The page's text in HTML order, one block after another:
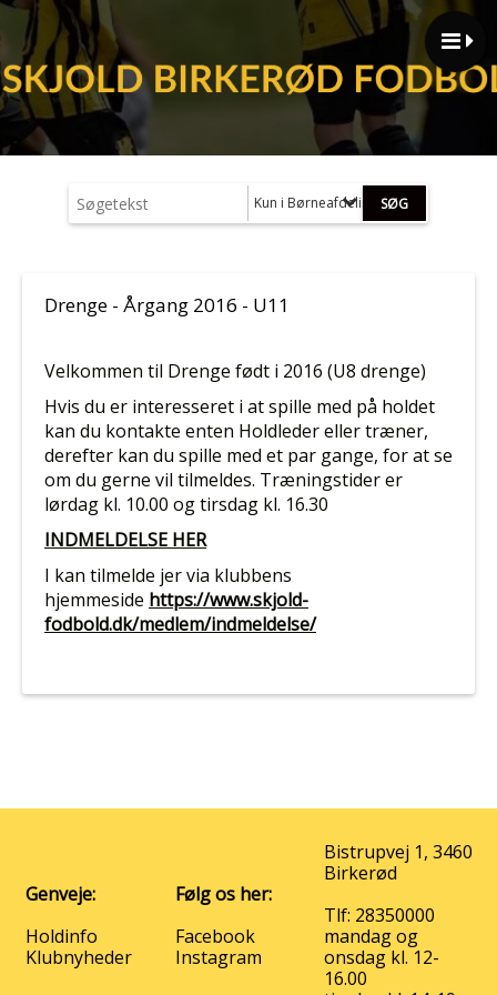
Kun i Børneafdeling (MiniSkjold - U12)
Drenge - Årgang 2016 - U11
Velkommen til Drenge født i 2016 (U8 drenge)
Hvis du er interesseret i at spille med på holdet
kan du kontakte enten Holdleder eller træner,
derefter kan du spille med et par gange, for at se
om du gerne vil tilmeldes. Træningstider er
lørdag kl. 10.00 og tirsdag kl. 16.30
INDMELDELSE HER
I kan tilmelde jer via klubbens
hjemmeside https://www.skjold-
fodbold.dk/medlem/indmeldelse/
Genveje:
Holdinfo
Klubnyheder
Følg os her:
Facebook
Instagram
Bistrupvej 1, 3460
Birkerød
Tlf: 28350000
mandag og
onsdag kl. 12-
16.00